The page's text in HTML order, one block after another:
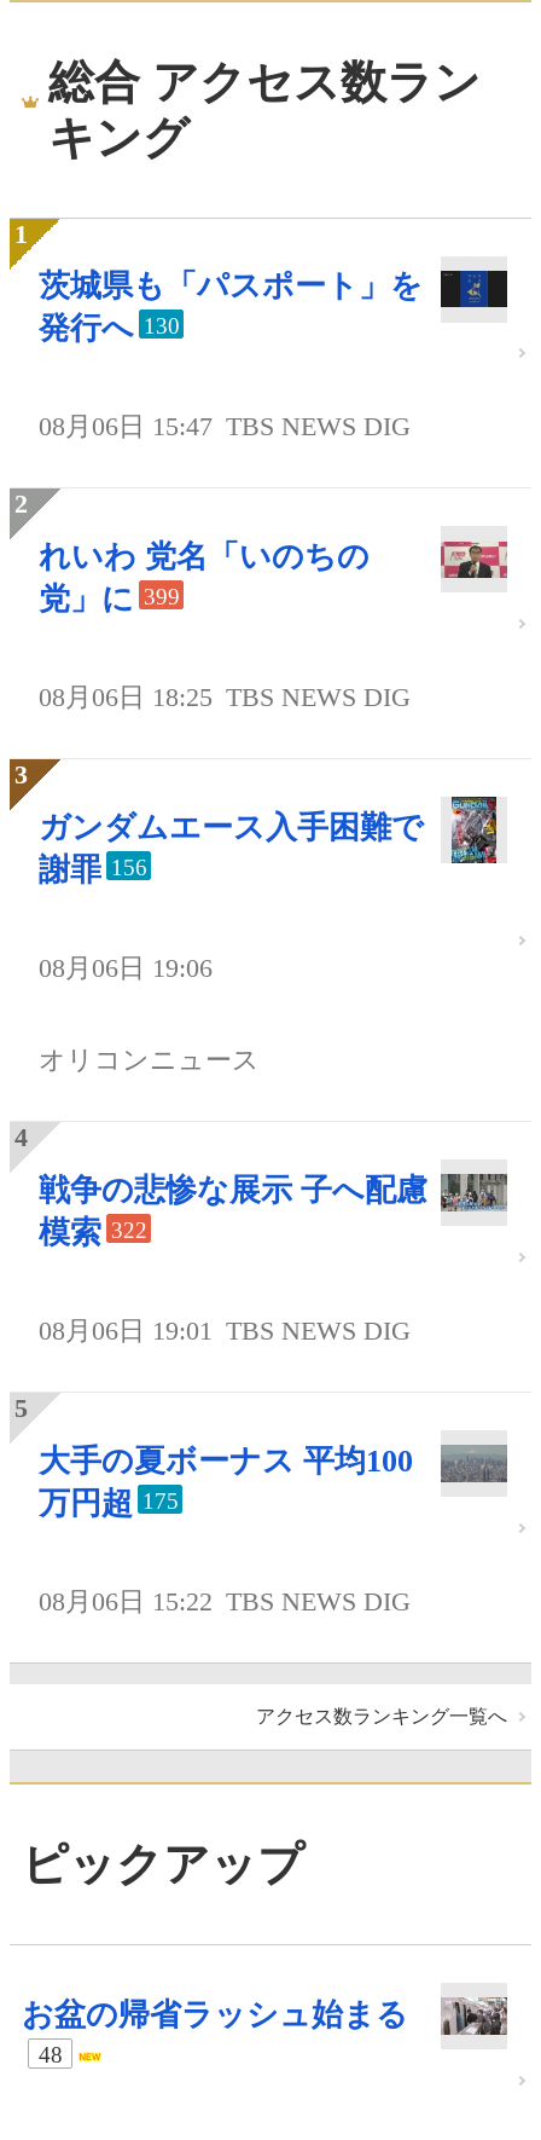
総合 アクセス数ラン
キング
茨城県も「パスポート」を
発行へ 130
08月06日 15:47 TBS NEWS DIG
れいわ 党名「いのちの
党」に 399
08月06日 18:25 TBS NEWS DIG
ガンダムエース入手困難で
謝罪 156
08月06日 19:06
オリコンニュース
戦争の悲惨な展示 子へ配慮
模索 322
08月06日 19:01 TBS NEWS DIG
大手の夏ボーナス 平均100
万円超 175
08月06日 15:22 TBS NEWS DIG
アクセス数ランキング一覧へ
ピックアップ
お盆の帰省ラッシュ始まる
48